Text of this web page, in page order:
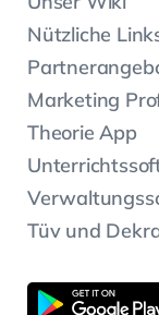
Nützliche
Marketing
Theorie App
Tüv und